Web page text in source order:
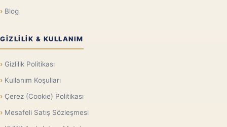
Blog
GIZLILIK & KULLANIM
Gizlilik Politikası
Kullanım Koşulları
Çerez (Cookie) Politikası
Mesafeli Satış Sözleşmesi